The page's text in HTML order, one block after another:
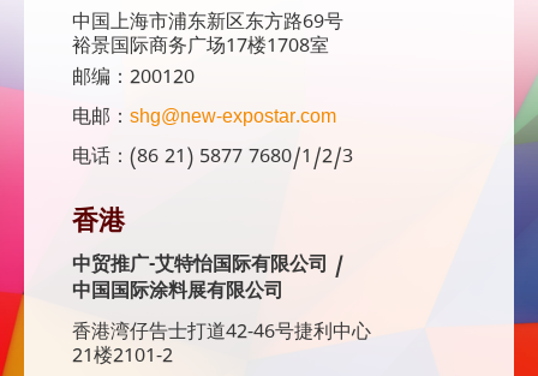
中国上海市浦东新区东方路69号
裕景国际商务广场17楼1708室
邮编：200120
电邮： shg@new-expostar.com
电话：(86 21) 5877 7680/1/2/3
香港
中贸推广-艾特怡国际有限公司 /
中国国际涂料展有限公司
香港湾仔告士打道42-46号捷利中心
21楼2101-2